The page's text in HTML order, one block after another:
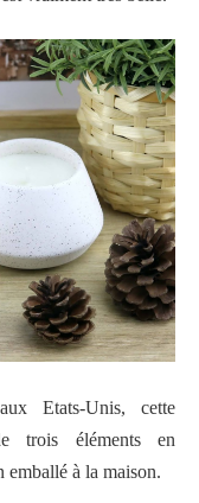
Etats-Unis, cette
trois éléments en
emballé à la maison.